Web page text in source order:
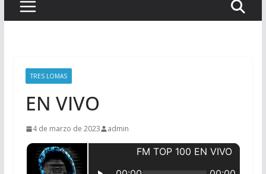
TRES LOMAS
EN VIVO
4 de marzo de 2023 admin